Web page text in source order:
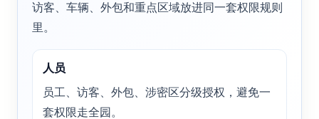
访客、车辆、外包和重点区域放进同一套权限规则
里。
人员
员工、访客、外包、涉密区分级授权，避免一
套权限走全园。